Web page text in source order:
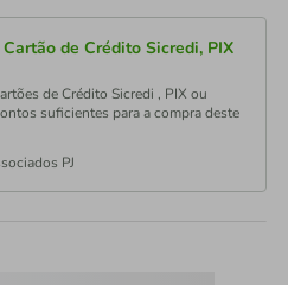
de Crédito Sicredi, PIX
de Crédito Sicredi , PIX ou
suficientes para a compra deste
PJ